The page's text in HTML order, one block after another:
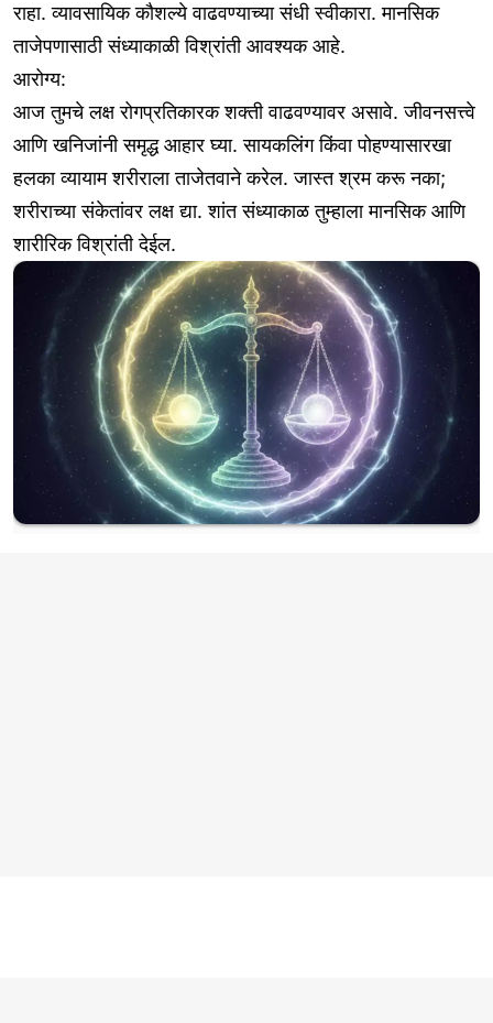
राहा. व्यावसायिक कौशल्ये वाढवण्याच्या संधी स्वीकारा. मानसिक
ताजेपणासाठी संध्याकाळी विश्रांती आवश्यक आहे.
आरोग्य:
आज तुमचे लक्ष रोगप्रतिकारक शक्ती वाढवण्यावर असावे. जीवनसत्त्वे
आणि खनिजांनी समृद्ध आहार घ्या. सायकलिंग किंवा पोहण्यासारखा
हलका व्यायाम शरीराला ताजेतवाने करेल. जास्त श्रम करू नका;
शरीराच्या संकेतांवर लक्ष द्या. शांत संध्याकाळ तुम्हाला मानसिक आणि
शारीरिक विश्रांती देईल.